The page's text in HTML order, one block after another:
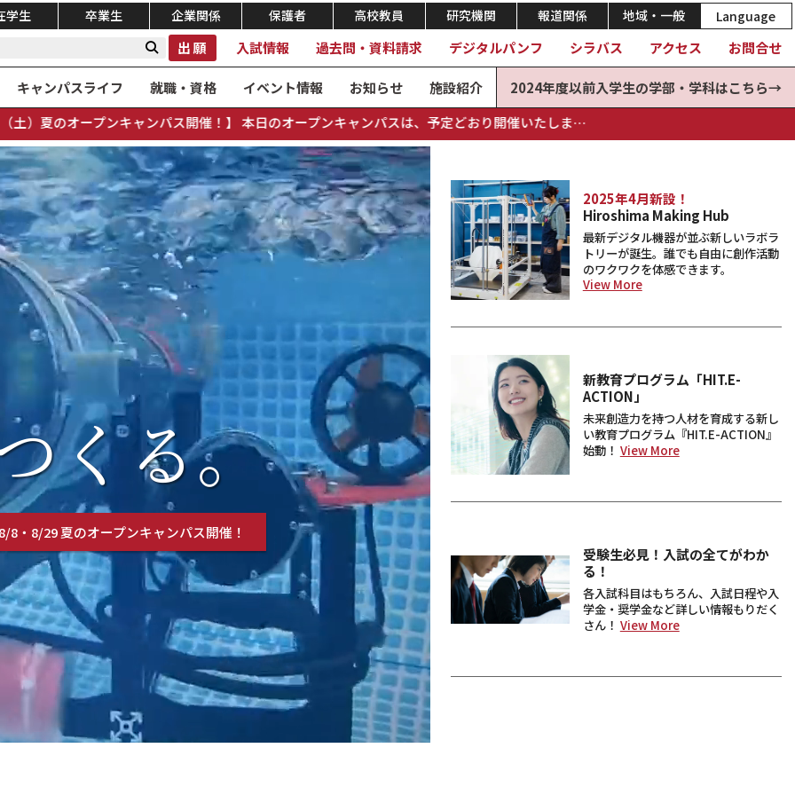
学生 卒業生 企業関係 保護者 高校教員 研究機関 報道関係 地域・一般 Language
出願 入試情報 過去問・資料請求 デジタルパンフ シラバス アクセス お問合せ
キャンパスライフ 就職・資格 イベント情報 お知らせ 施設紹介
2024年度以前入学生の学部・学科はこちら→
ス開催！】 本日のオープンキャンパスは、予定どおり開催いたしま…
くる。
8・8/29 夏のオープンキャンパス開催！
2025年4月新設！
Hiroshima Making Hub
最新デジタル機器が並ぶ新しいラボラ
トリーが誕生。誰でも自由に創作活動
のワクワクを体感できます。
View More
新教育プログラム「HIT.E-
ACTION」
未来創造力を持つ人材を育成する新し
い教育プログラム『HIT.E-ACTION』
始動！ View More
受験生必見！入試の全てがわか
る！
各入試科目はもちろん、入試日程や入
学金・奨学金など詳しい情報もりだく
さん！ View More